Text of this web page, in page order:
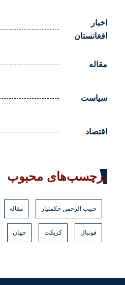
اخبار
افغانستان
مقاله
سیاست
اقتصاد
برچسب‌های محبوب
حبیب الرحمن حکمتیار مقاله
فوتبال کریکت جهان